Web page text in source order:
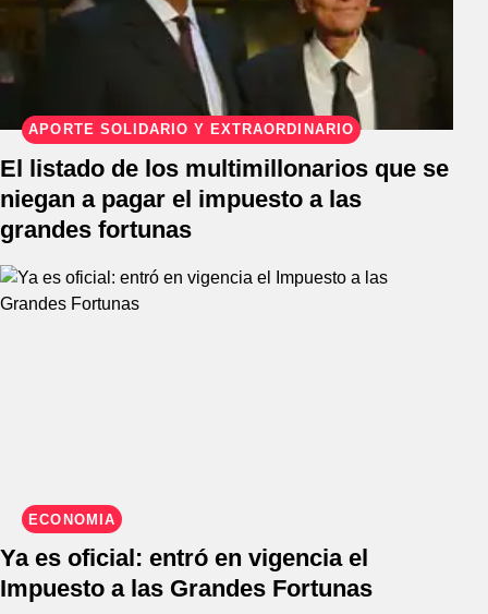
APORTE SOLIDARIO Y EXTRAORDINARIO
El listado de los multimillonarios que se
niegan a pagar el impuesto a las
grandes fortunas
ECONOMÍA
Ya es oficial: entró en vigencia el
Impuesto a las Grandes Fortunas